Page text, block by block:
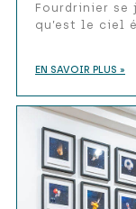
Fourdrinier se
qu’est le ciel
EN SAVOIR PLUS »